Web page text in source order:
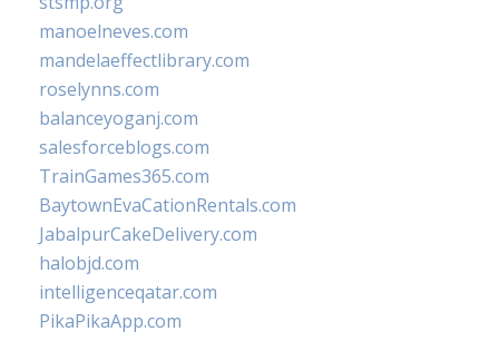
manoelneves.com
mandelaeffectlibrary.com
roselynns.com
balanceyoganj.com
salesforceblogs.com
TrainGames365.com
BaytownEvaCationRentals.com
JabalpurCakeDelivery.com
halobjd.com
intelligenceqatar.com
PikaPikaApp.com